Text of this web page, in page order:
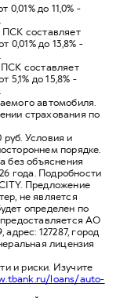
0,01% до 11,0% -
ПСК составляет
0,01% до 13,8% -
ПСК составляет
5,1% до 15,8% -
автомобиля.
страхования по
руб. Условия и
порядке.
без объяснения
года. Подробности
Предложение
не является
определен по
АО
127287, город
лицензия
и риски. Изучите
loans/auto-